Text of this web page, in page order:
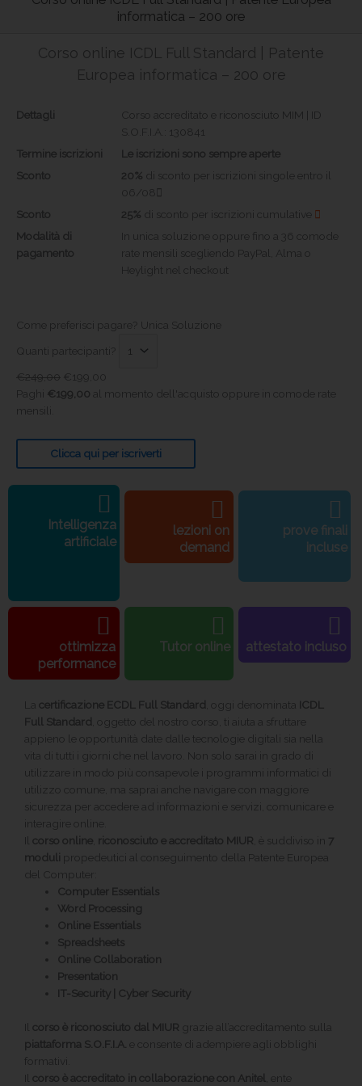
informatica – 200 ore
Corso online ICDL Full Standard | Patente
Europea informatica – 200 ore
Dettagli
Corso accreditato e riconosciuto MIM | ID
S.O.F.I.A.: 130841
Termine iscrizioni
Le iscrizioni sono sempre aperte
Sconto
20% di sconto per iscrizioni singole entro il
06/08
Sconto
25% di sconto per iscrizioni cumulative
Modalità di
pagamento
In unica soluzione oppure fino a 36 comode
rate mensili scegliendo PayPal, Alma o
Heylight nel checkout
Come preferisci pagare? Unica Soluzione
Quanti partecipanti?
€249,00 €
199,00
Paghi €199,00 al momento dell'acquisto oppure in comode rate
mensili.
Clicca qui per iscriverti
Intelligenza
artificiale
lezioni on
demand
prove finali
incluse
ottimizza
performance
Tutor online attestato incluso
La certificazione ECDL Full Standard , oggi denominata ICDL
Full Standard , oggetto del nostro corso, ti aiuta a sfruttare
appieno le opportunità date dalle tecnologie digitali sia nella
vita di tutti i giorni che nel lavoro. Non solo sarai in grado di
utilizzare in modo più consapevole i programmi informatici di
utilizzo comune, ma saprai anche navigare con maggiore
sicurezza per accedere ad informazioni e servizi, comunicare e
interagire online.
Il corso online riconosciuto e accreditato MIUR , è suddiviso in 7
moduli propedeutici al conseguimento della Patente Europea
del Computer:
Computer Essentials
Word Processing
Online Essentials
Spreadsheets
Online Collaboration
Presentation
IT-Security | Cyber Security
Il corso è riconosciuto dal MIUR grazie all’accreditamento sulla
piattaforma S.O.F.I.A. e consente di adempiere agli obblighi
formativi.
Il corso è accreditato in collaborazione con Anitel , ente